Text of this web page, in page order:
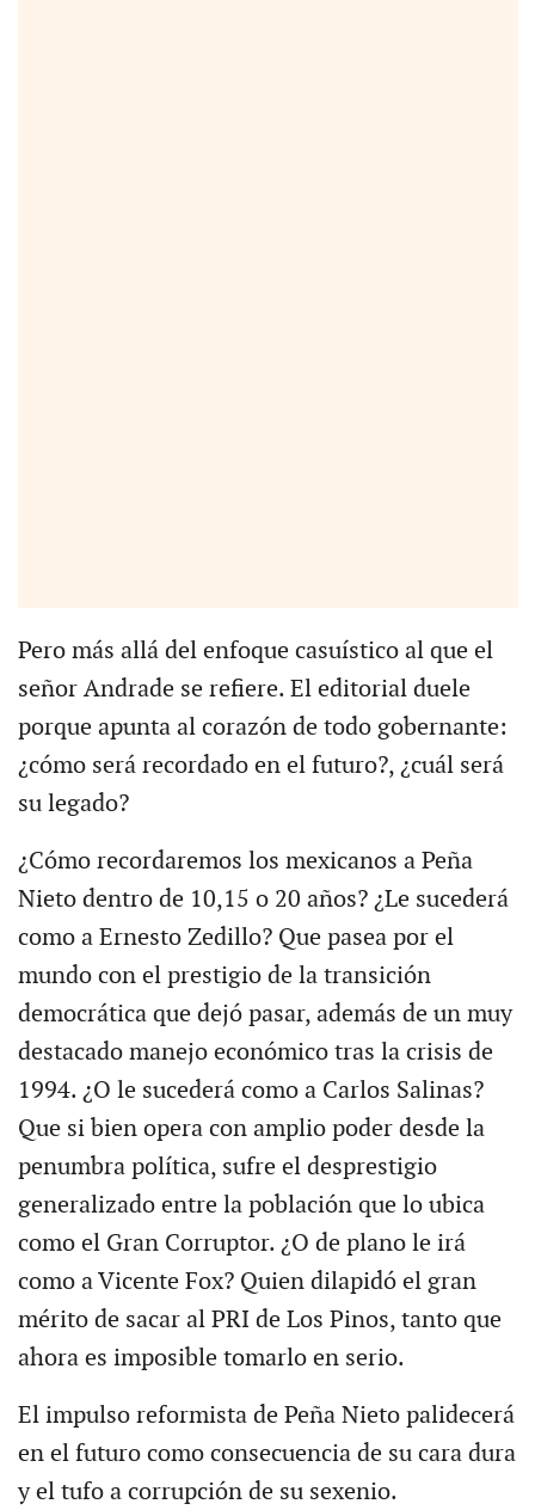
Pero más allá del enfoque casuístico al que el
señor Andrade se refiere. El editorial duele
porque apunta al corazón de todo gobernante:
¿cómo será recordado en el futuro?, ¿cuál será
su legado?
¿Cómo recordaremos los mexicanos a Peña
Nieto dentro de 10,15 o 20 años? ¿Le sucederá
como a Ernesto Zedillo? Que pasea por el
mundo con el prestigio de la transición
democrática que dejó pasar, además de un muy
destacado manejo económico tras la crisis de
1994. ¿O le sucederá como a Carlos Salinas?
Que si bien opera con amplio poder desde la
penumbra política, sufre el desprestigio
generalizado entre la población que lo ubica
como el Gran Corruptor. ¿O de plano le irá
como a Vicente Fox? Quien dilapidó el gran
mérito de sacar al PRI de Los Pinos, tanto que
ahora es imposible tomarlo en serio.
El impulso reformista de Peña Nieto palidecerá
en el futuro como consecuencia de su cara dura
y el tufo a corrupción de su sexenio.